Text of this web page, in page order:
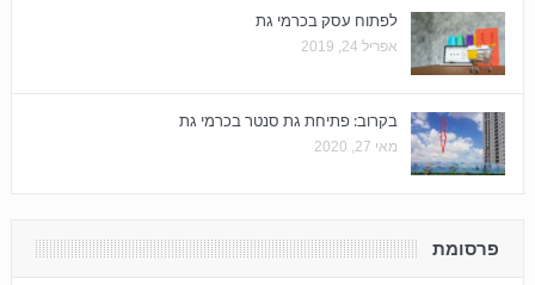
לפתוח עסק בכרמי גת
אפריל 24, 2019
בקרוב: פתיחת גת סנטר בכרמי גת
מאי 27, 2020
פרסומת